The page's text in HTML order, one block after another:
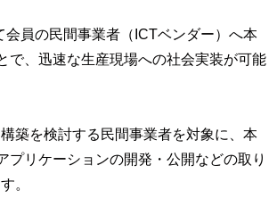
会員の民間事業者（ICTベンダー）へ本
で、迅速な生産現場への社会実装が可能
築を検討する民間事業者を対象に、本
プリケーションの開発・公開などの取り
。